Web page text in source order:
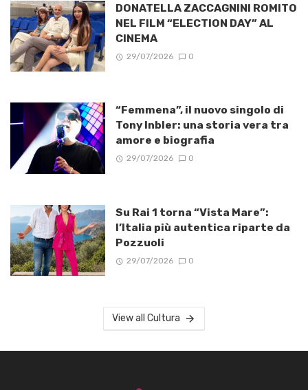
DONATELLA ZACCAGNINI ROMITO
NEL FILM “ELECTION DAY” AL
CINEMA
29/07/2026 0
“Femmena”, il nuovo singolo di
Tony Inbler: una storia vera tra
amore e biografia
29/07/2026 0
Su Rai 1 torna “Vista Mare”:
l’Italia più autentica riparte da
Pozzuoli
29/07/2026 0
View all Cultura